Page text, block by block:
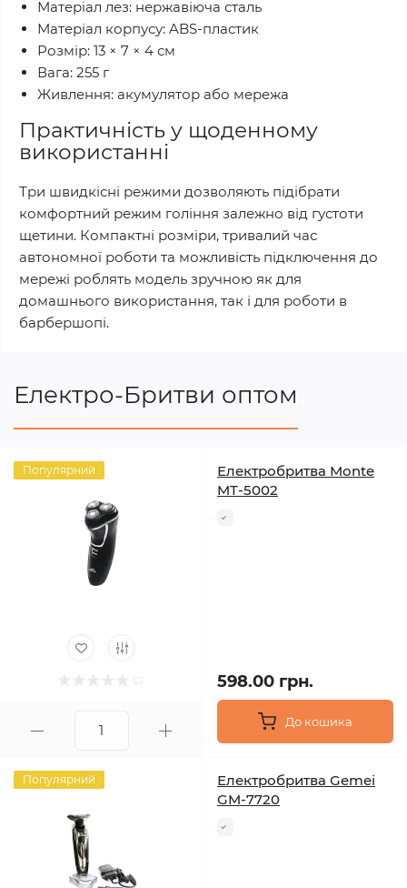
Матеріал лез: нержавіюча сталь
Матеріал корпусу: ABS-пластик
Розмір: 13 × 7 × 4 см
Вага: 255 г
Живлення: акумулятор або мережа
Практичність у щоденному
використанні
Три швидкісні режими дозволяють підібрати
комфортний режим гоління залежно від густоти
щетини. Компактні розміри, тривалий час
автономної роботи та можливість підключення до
мережі роблять модель зручною як для
домашнього використання, так і для роботи в
барбершопі.
Електро-Бритви оптом
Популярний
Електробритва Monte
MT-5002
598.00 грн.
До кошика
Популярний
Електробритва Gemei
GM-7720